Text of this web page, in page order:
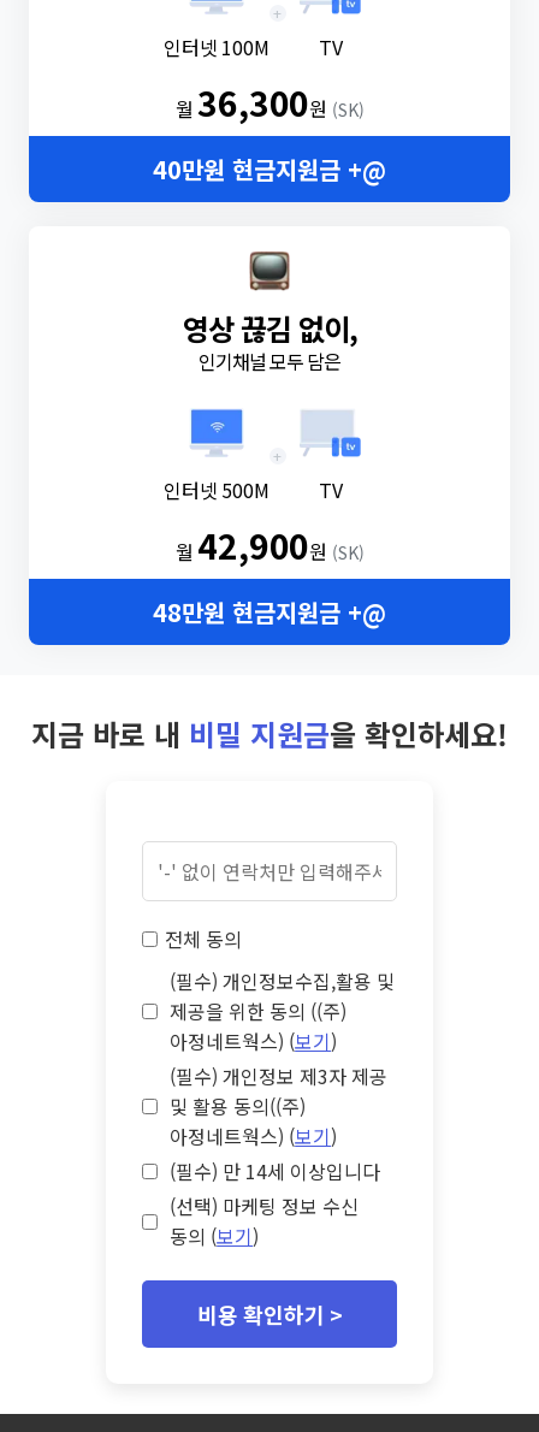
인터넷 100M
+
TV
월36,300원 (SK)
40만원 현금지원금 +@
영상 끊김 없이,
인기채널 모두 담은
인터넷 500M
+
TV
월 42,900원 (SK)
48만원 현금지원금 +@
지금 바로 내 비밀 지원금을 확인하세요!
전체 동의
(필수) 개인정보수집,활용 및
제공을 위한 동의 ((주)
아정네트웍스) (보기)
(필수) 개인정보 제3자 제공
및 활용 동의((주)
아정네트웍스) (보기)
(필수) 만 14세 이상입니다
(선택) 마케팅 정보 수신
동의 (보기)
비용 확인하기 >